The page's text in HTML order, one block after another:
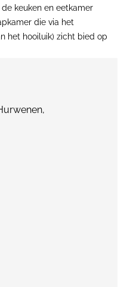
keuken en eetkamer
die via het
het hooiluik) zicht bied op